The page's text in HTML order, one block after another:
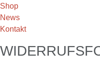
Shop
News
Kontakt